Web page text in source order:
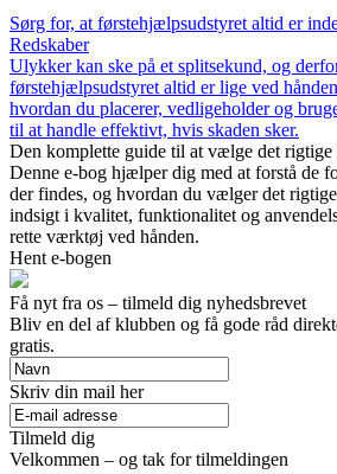
Sørg for, at førstehjælpsudstyret altid er
Redskaber
Ulykker kan ske på et splitsekund, og
førstehjælpsudstyret altid er lige ved
hvordan du placerer, vedligeholder og
til at handle effektivt, hvis skaden sker.
Den komplette guide til at vælge det
Denne e-bog hjælper dig med at forstå de
der findes, og hvordan du vælger det
indsigt i kvalitet, funktionalitet og
rette værktøj ved hånden.
Hent e-bogen
Få nyt fra os – tilmeld dig nyhedsbrevet
Bliv en del af klubben og få gode råd
gratis.
Skriv din mail her
Tilmeld dig
Velkommen – og tak for tilmeldingen